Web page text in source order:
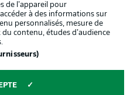
Gruppe GmbH
langue
de l’appareil pour
à des informations sur
personnalisés, mesure de
contenu, études d’audience